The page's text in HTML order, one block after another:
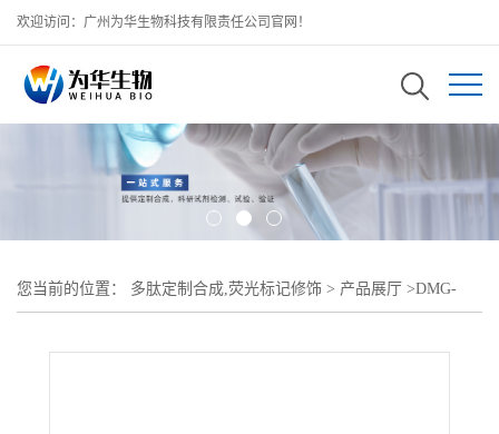
欢迎访问：广州为华生物科技有限责任公司官网！
您当前的位置： 多肽定制合成,荧光标记修饰 > 产品展厅 >DMG-